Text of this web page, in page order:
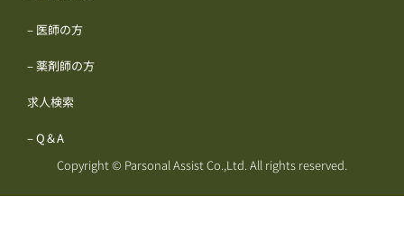
– 医師の方
– 薬剤師の方
求人検索
– Q＆A
Copyright © Parsonal Assist Co.,Ltd. All rights reserved.